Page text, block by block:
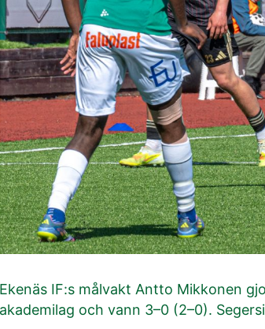
Ekenäs IF:s målvakt Antto Mikkonen
akademilag och vann 3–0 (2–0).